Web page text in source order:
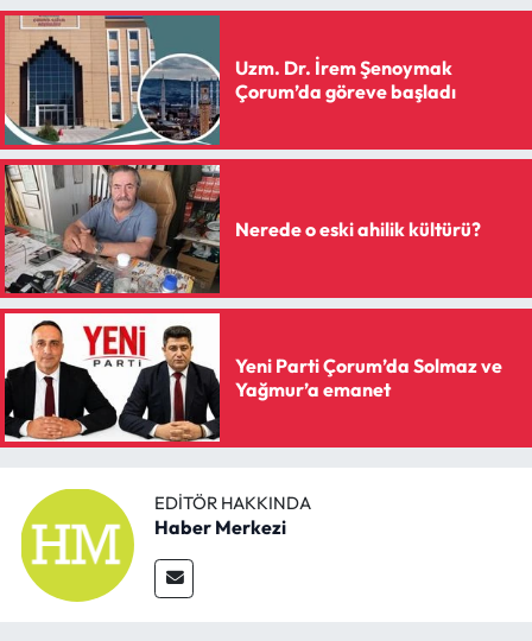
Uzm. Dr. İrem Şenoymak
Çorum’da göreve başladı
Nerede o eski ahilik kültürü?
Yeni Parti Çorum’da Solmaz ve
Yağmur’a emanet
EDITÖR HAKKINDA
Haber Merkezi